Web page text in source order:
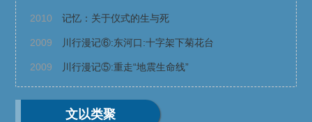
2010 记忆：关于仪式的生与死
2009 川行漫记⑥:东河口:十字架下菊花台
2009 川行漫记⑤:重走“地震生命线”
文以类聚